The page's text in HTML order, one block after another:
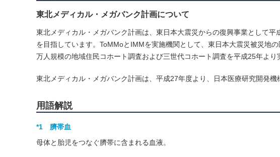
東北メディカル・メガバンク計画について
東北メディカル・メガバンク計画は、東日本大震災からの復興事業として
を目指しています。ToMMoとIMMを実施機関として、東日本大震災被災地
万人規模の地域住民コホート調査および三世代コホート調査を平成25年よ
東北メディカル・メガバンク計画は、平成27年度より、日本医療研究開発
用語解説
*1 臍帯血
母体と胎児をつなぐ臍帯に含まれる血液。